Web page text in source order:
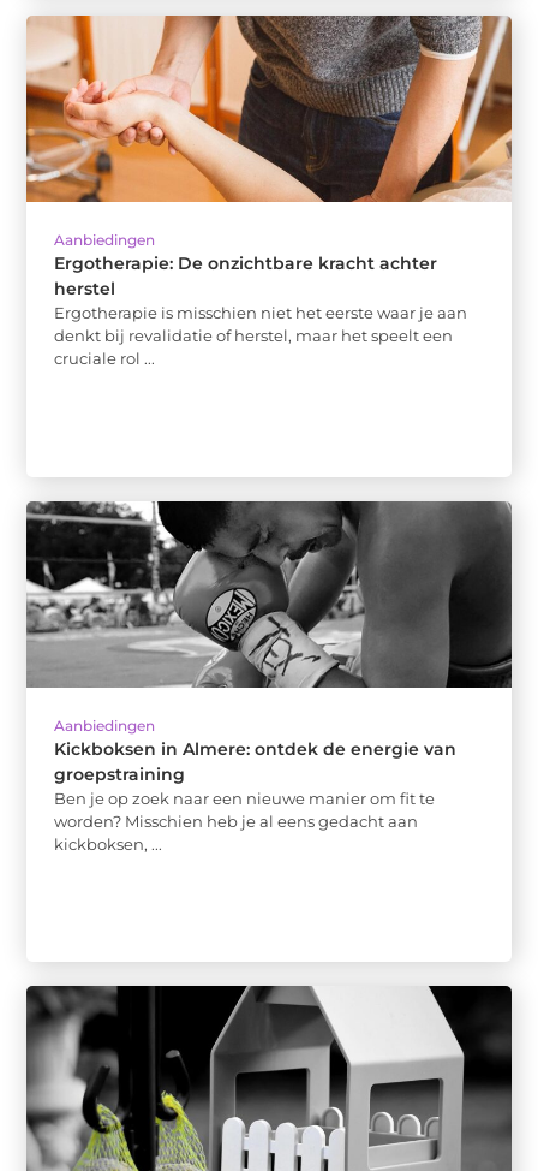
Aanbiedingen
Ergotherapie: De onzichtbare kracht achter
herstel
Ergotherapie is misschien niet het eerste waar je aan
denkt bij revalidatie of herstel, maar het speelt een
cruciale rol ...
Aanbiedingen
Kickboksen in Almere: ontdek de energie van
groepstraining
Ben je op zoek naar een nieuwe manier om fit te
worden? Misschien heb je al eens gedacht aan
kickboksen, ...